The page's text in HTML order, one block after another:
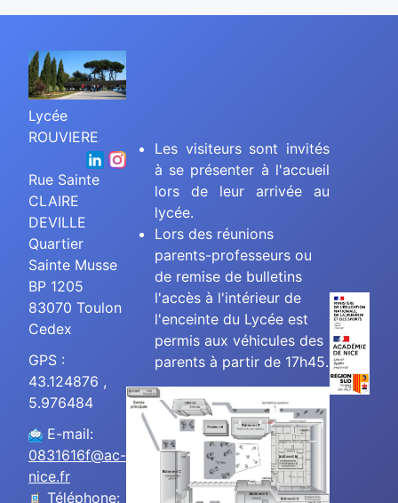
Lycée
ROUVIERE
Rue Sainte
CLAIRE
DEVILLE
Quartier
Sainte Musse
BP 1205
83070 Toulon
Cedex
GPS :
43.124876 ,
5.976484
E-mail:
0831616f@ac-
nice.fr
Téléphone:
Les visiteurs sont invités
à se présenter à l'accueil
lors de leur arrivée au
lycée.
Lors des réunions
parents-professeurs ou
de remise de bulletins
l'accès à l'intérieur de
l'enceinte du Lycée est
permis aux véhicules des
parents à partir de 17h45.